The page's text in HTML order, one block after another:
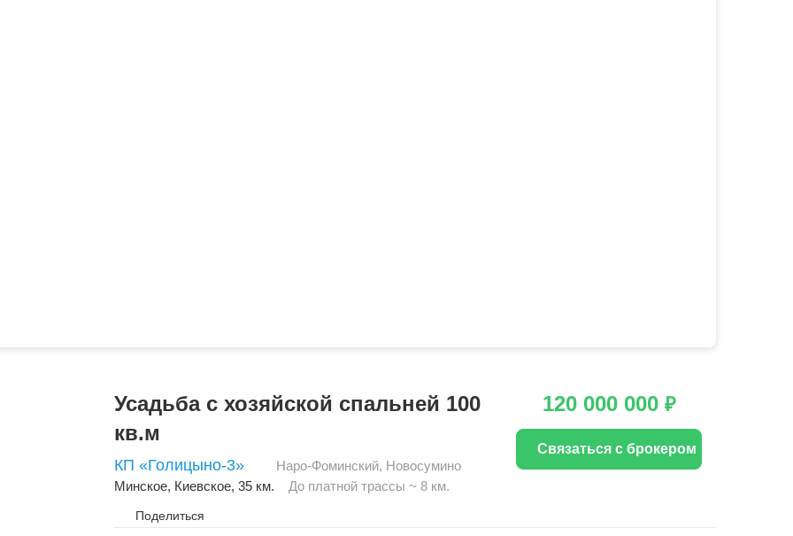
Усадьба с хозяйской спальней 100
кв.м
КП «Голицыно-3» Наро-Фоминский, Новосумино
Минское, Киевское, 35 км. До платной трассы ~ 8 км.
Поделиться
120 000 000 ₽
Связаться с брокером